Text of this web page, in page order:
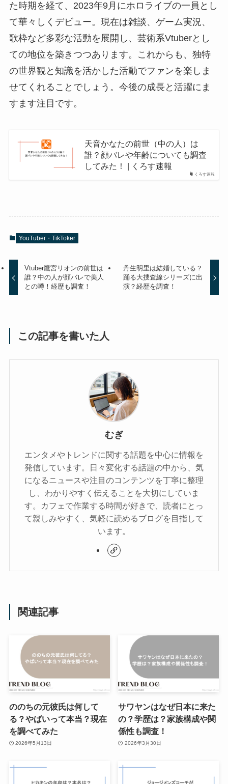
た時期を経て、2023年9月にホロライブの一員とし
て華々しくデビュー。現在は雑談、ゲーム実況、
歌枠など多彩な活動を展開し、芸術系Vtuberとし
ての地位を築きつつあります。これからも、独特
の世界観と知識を活かした活動でファンを楽しま
せてくれることでしょう。今後の成長と活躍にま
すます注目です。
くろす速報
天音かなたの前世（中の人）は
誰？顔バレや年齢についても調査
してみた！ | くろす速報
YouTuber・TikToker
Vtuber鷹宮リオンの前世は
誰？中の人が顔バレで美人
との噂！経歴も調査！
丹生明里は結婚している？
踊る大捜査線シリーズに出
演？経歴を調査！
この記事を書いた人
むぎ
エンタメやトレンドに関する話題を中心に情報を
発信しています。日々変化する話題の中から、気
になるニュースや注目のコンテンツを丁寧に整理
し、わかりやすく伝えることを大切にしていま
す。カフェで作業する時間が好きで、読者にとっ
て親しみやすく、気軽に読めるブログを目指して
います。
関連記事
ののちの元彼氏は何して
る？やばいって本当？現在
を調べてみた
2026年5月13日
サワヤンはなぜ日本に来た
の？学歴は？家族構成や関
係性も調査！
2026年3月30日